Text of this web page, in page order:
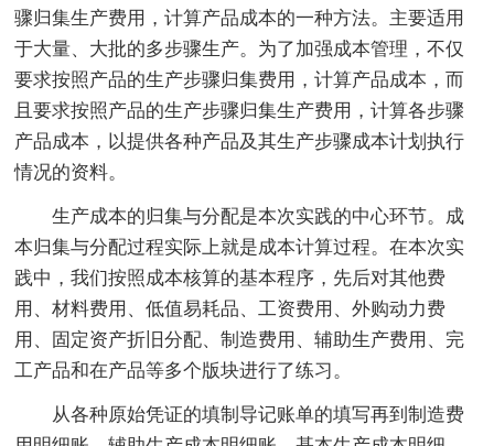
骤归集生产费用，计算产品成本的一种方法。主要适用
于大量、大批的多步骤生产。为了加强成本管理，不仅
要求按照产品的生产步骤归集费用，计算产品成本，而
且要求按照产品的生产步骤归集生产费用，计算各步骤
产品成本，以提供各种产品及其生产步骤成本计划执行
情况的资料。
生产成本的归集与分配是本次实践的中心环节。成
本归集与分配过程实际上就是成本计算过程。在本次实
践中，我们按照成本核算的基本程序，先后对其他费
用、材料费用、低值易耗品、工资费用、外购动力费
用、固定资产折旧分配、制造费用、辅助生产费用、完
工产品和在产品等多个版块进行了练习。
从各种原始凭证的填制导记账单的填写再到制造费